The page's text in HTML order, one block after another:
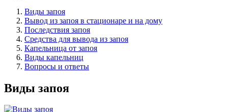
Виды запоя
Вывод из запоя в стационаре и на дому
Последствия запоя
Средства для вывода из запоя
Капельница от запоя
Виды капельниц
Вопросы и ответы
Виды запоя